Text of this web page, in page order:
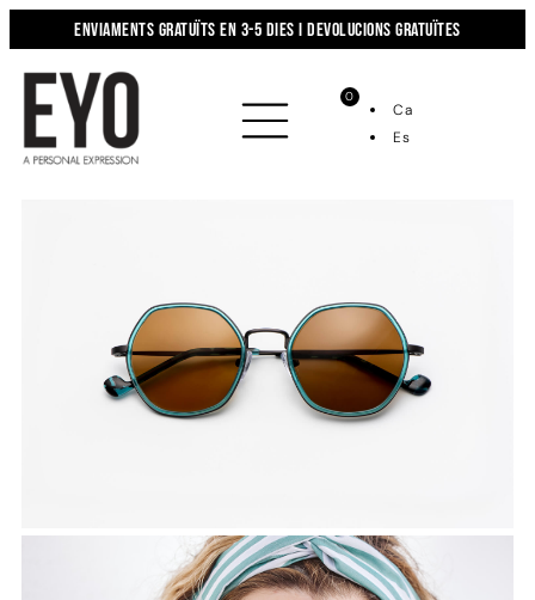
Enviaments gratuïts en 3-5 dies i devolucions gratuïtes
0
Ca
Es